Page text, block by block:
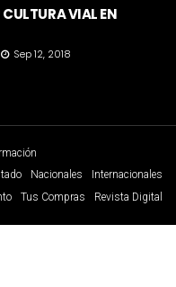
VIAL EN
Sep 12, 2018
Nacionales
Internacionales
Tus Compras Revista Digital